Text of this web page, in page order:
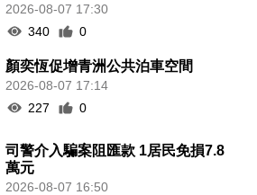
2026-08-07 17:30
340
0
顏奕恆促增青洲公共泊車空間
2026-08-07 17:14
227
0
司警介入騙案阻匯款 1居民免損7.8
萬元
2026-08-07 16:50